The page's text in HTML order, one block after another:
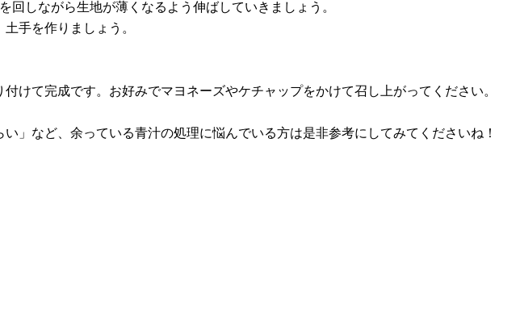
しながら生地が薄くなるよう伸ばしていきましょう。
手を作りましょう。
けて完成です。お好みでマヨネーズやケチャップをかけて召し上がってください。
」など、余っている青汁の処理に悩んでいる方は是非参考にしてみてくださいね！